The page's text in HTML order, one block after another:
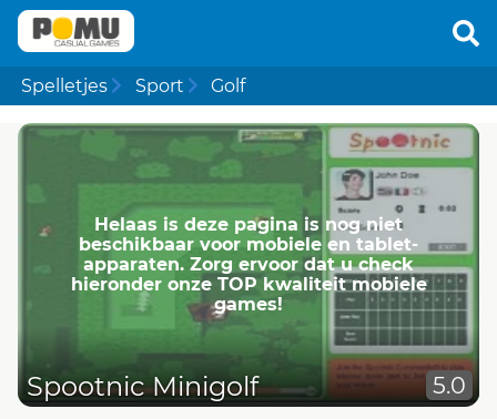
Spelletjes Sport Golf
Helaas is deze pagina is nog niet
beschikbaar voor mobiele en tablet-
apparaten. Zorg ervoor dat u check
hieronder onze TOP kwaliteit mobiele
games!
Spootnic Minigolf 5.0